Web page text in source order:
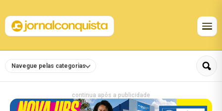
Navegue pelas categorias
continua após a publicidade